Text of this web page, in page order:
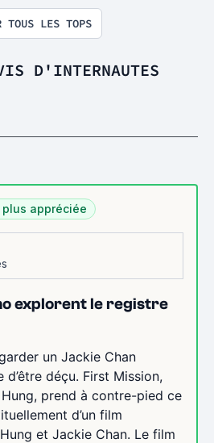
TOUS LES TOPS
D'INTERNAUTES
appréciée
explorent le registre
un Jackie Chan
d’être déçu. First Mission,
prend à contre-pied ce
d’un film
et Jackie Chan. Le film